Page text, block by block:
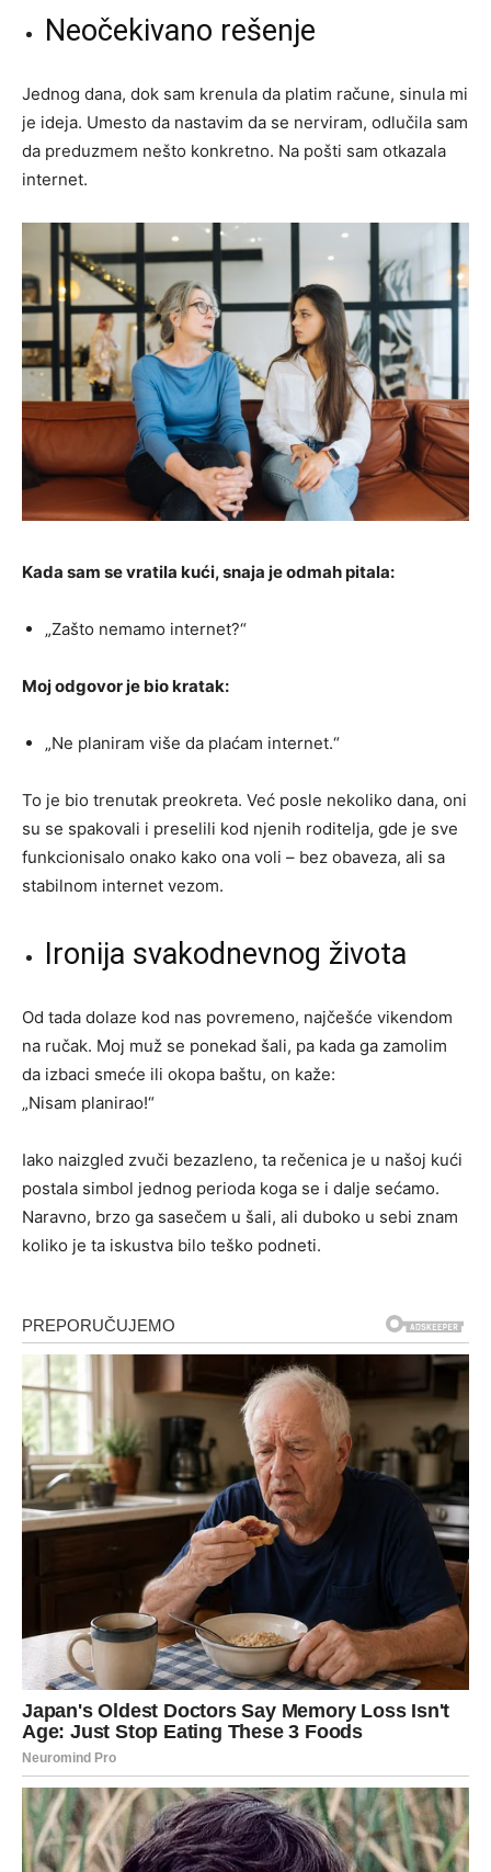
Neočekivano rešenje
Jednog dana, dok sam krenula da platim račune, sinula mi
je ideja. Umesto da nastavim da se nerviram, odlučila sam
da preduzmem nešto konkretno. Na pošti sam otkazala
internet.
Kada sam se vratila kući, snaja je odmah pitala:
„Zašto nemamo internet?“
Moj odgovor je bio kratak:
„Ne planiram više da plaćam internet.“
To je bio trenutak preokreta. Već posle nekoliko dana, oni
su se spakovali i preselili kod njenih roditelja, gde je sve
funkcionisalo onako kako ona voli – bez obaveza, ali sa
stabilnom internet vezom.
Ironija svakodnevnog života
Od tada dolaze kod nas povremeno, najčešće vikendom
na ručak. Moj muž se ponekad šali, pa kada ga zamolim
da izbaci smeće ili okopa baštu, on kaže:
„Nisam planirao!“
Iako naizgled zvuči bezazleno, ta rečenica je u našoj kući
postala simbol jednog perioda koga se i dalje sećamo.
Naravno, brzo ga sasečem u šali, ali duboko u sebi znam
koliko je ta iskustva bilo teško podneti.